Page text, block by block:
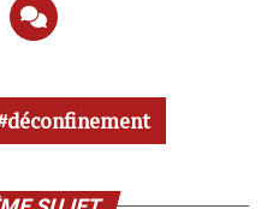
déconfinement